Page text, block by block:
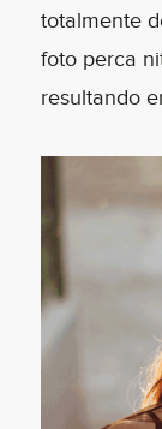
totalmente
foto perca
resultando